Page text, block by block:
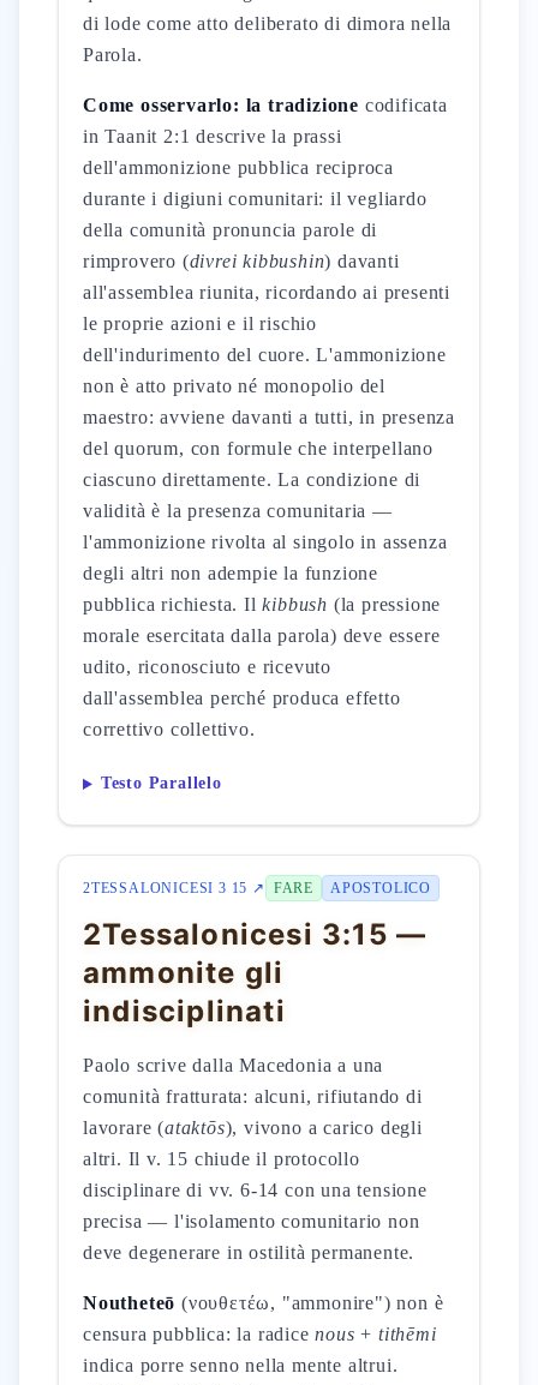
di lode come atto deliberato di dimora nella
Parola.
Come osservarlo: la tradizione codificata
in Taanit 2:1 descrive la prassi
dell'ammonizione pubblica reciproca
durante i digiuni comunitari: il vegliardo
della comunità pronuncia parole di
rimprovero (divrei kibbushin) davanti
all'assemblea riunita, ricordando ai presenti
le proprie azioni e il rischio
dell'indurimento del cuore. L'ammonizione
non è atto privato né monopolio del
maestro: avviene davanti a tutti, in presenza
del quorum, con formule che interpellano
ciascuno direttamente. La condizione di
validità è la presenza comunitaria —
l'ammonizione rivolta al singolo in assenza
degli altri non adempie la funzione
pubblica richiesta. Ilkibbush (la pressione
morale esercitata dalla parola) deve essere
udito, riconosciuto e ricevuto
dall'assemblea perché produca effetto
correttivo collettivo.
Testo Parallelo
2TESSALONICESI 3 15 ↗ FARE APOSTOLICO
2Tessalonicesi 3:15 —
ammonite gli
indisciplinati
Paolo scrive dalla Macedonia a una
comunità fratturata: alcuni, rifiutando di
lavorare (ataktōs), vivono a carico degli
altri. Il v. 15 chiude il protocollo
disciplinare di vv. 6-14 con una tensione
precisa — l'isolamento comunitario non
deve degenerare in ostilità permanente.
Noutheteō (νουθετέω, "ammonire") non è
censura pubblica: la radicenous +tithēmi
indica porre senno nella mente altrui.